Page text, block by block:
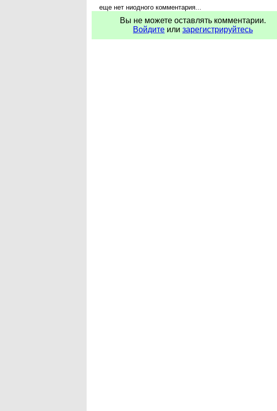
еще нет ниодного комментария...
Вы не можете оставлять комментарии.
Войдите или зарегистрируйтесь